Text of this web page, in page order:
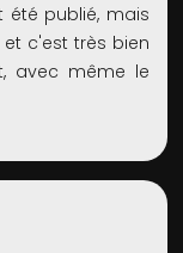
été publié, mais
et c'est très bien
avec même le